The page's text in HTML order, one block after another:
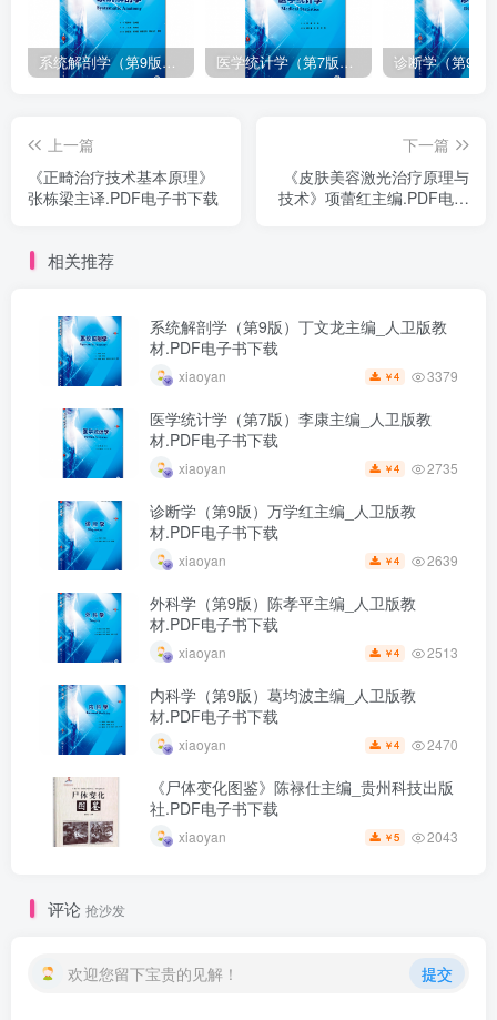
系统解剖学（第9版）丁文龙主编_人卫版教材.PDF电子书下载 医学统计学（第7版）李康主编_人卫版教材.PDF电子书下载
上一篇
《正畸治疗技术基本原理》
张栋梁主译.PDF电子书下载
下一篇
《皮肤美容激光治疗原理与
技术》项蕾红主编.PDF电子
相关推荐
系统解剖学（第9版）丁文龙主编_人卫版教
材.PDF电子书下载
xiaoyan ￥4 3379
医学统计学（第7版）李康主编_人卫版教
材.PDF电子书下载
xiaoyan ￥4 2735
诊断学（第9版）万学红主编_人卫版教
材.PDF电子书下载
xiaoyan ￥4 2639
外科学（第9版）陈孝平主编_人卫版教
材.PDF电子书下载
xiaoyan ￥4 2513
内科学（第9版）葛均波主编_人卫版教
材.PDF电子书下载
xiaoyan ￥4 2470
《尸体变化图鉴》陈禄仕主编_贵州科技出版
社.PDF电子书下载
xiaoyan ￥5 2043
评论 抢沙发
欢迎您留下宝贵的见解！ 提交